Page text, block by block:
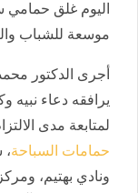
اليوم غلق حمامي
موسعة للشباب
أجرى الدكتور
يرافقه دعاء نبيه
لمتابعة مدى
حمامات السباحة،
ونادي بهتيم،